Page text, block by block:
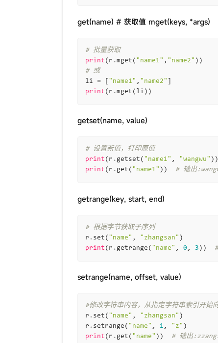
get(name) # 获取值 mget(keys, *args)
# 批量获取
print ( r .mget ( "name1" , "name2" ))
# 或
li
= "name1" , "name2"
print ( r .mget ( li ))
getset(name, value)
# 设置新值，打印原值
print ( r .getset ( "name1" , "wangwu" ))
print ( r .get ( "name1" )) # 输出
getrange(key, start, end)
# 根据字节获取子序列
r . set ( "name" , "zhangsan" )
print ( r . getrange ( "name" , 0 , 3 ))
setrange(name, offset, value)
#修改字符串内容，从指定字符串索引开始
r . set ( "name" , "zhangsan" )
r . setrange ( "name" , 1 , "z" )
print ( r .get ( "name" ))
# 输出